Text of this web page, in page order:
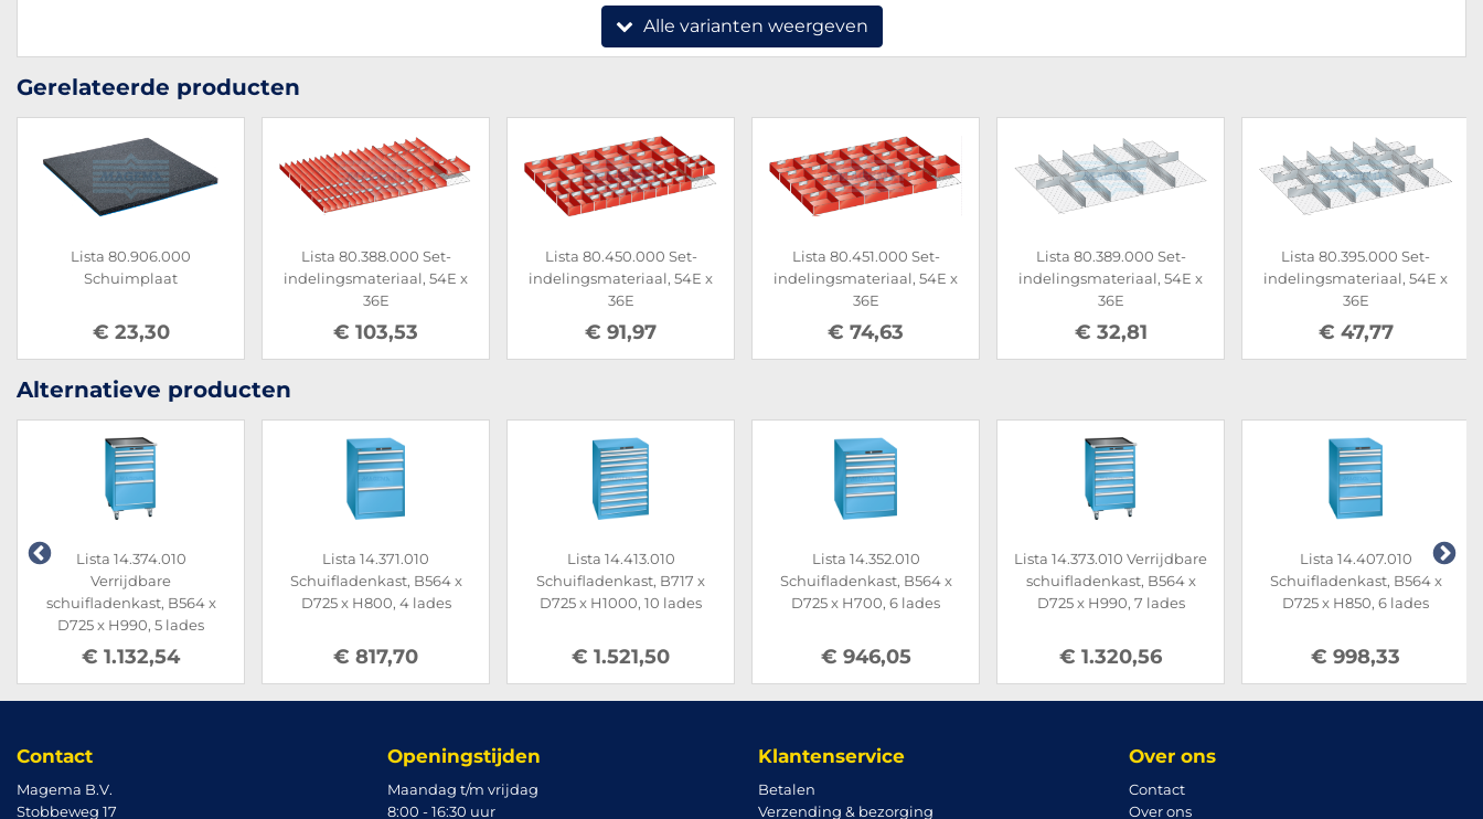
Alle varianten weergeven
Gerelateerde producten
Lista 80.906.000
Schuimplaat
€ 23,30
Lista 80.388.000 Set-
indelingsmateriaal, 54E x
36E
€ 103,53
Lista 80.450.000 Set-
indelingsmateriaal, 54E x
36E
€ 91,97
Lista 80.451.000 Set-
indelingsmateriaal, 54E x
36E
€ 74,63
Lista 80.389.000 Set-
indelingsmateriaal, 54E x
36E
€ 32,81
Lista 80.395.000 Set-
indelingsmateriaal, 54E x
36E
€ 47,77
Alternatieve producten
Lista 14.374.010
Verrijdbare
schuifladenkast, B564 x
D725 x H990, 5 lades
€ 1.132,54
Lista 14.371.010
Schuifladenkast, B564 x
D725 x H800, 4 lades
€ 817,70
Lista 14.413.010
Schuifladenkast, B717 x
D725 x H1000, 10 lades
€ 1.521,50
Lista 14.352.010
Schuifladenkast, B564 x
D725 x H700, 6 lades
€ 946,05
Lista 14.373.010 Verrijdbare
schuifladenkast, B564 x
D725 x H990, 7 lades
€ 1.320,56
Lista 14.407.010
Schuifladenkast, B564 x
D725 x H850, 6 lades
€ 998,33
Contact
Magema B.V.
Stobbeweg 17
Openingstijden
Maandag t/m vrijdag
8:00 - 16:30 uur
Klantenservice
Betalen
Verzending & bezorging
Over ons
Contact
Over ons